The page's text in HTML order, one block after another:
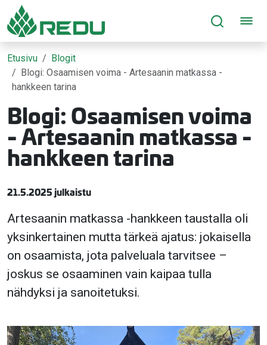
Siirry sivusisältöön
Etusivu
Blogit
Blogi: Osaamisen voima - Artesaanin matkassa -
hankkeen tarina
Blogi: Osaamisen voima
- Artesaanin matkassa -
hankkeen tarina
21.5.2025 julkaistu
Artesaanin matkassa -hankkeen taustalla oli
yksinkertainen mutta tärkeä ajatus: jokaisella
on osaamista, jota palveluala tarvitsee –
joskus se osaaminen vain kaipaa tulla
nähdyksi ja sanoitetuksi.